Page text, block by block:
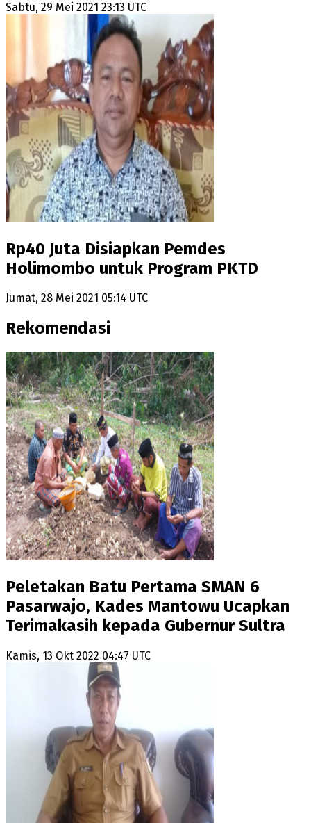
Sabtu, 29 Mei 2021 23:13 UTC
Rp40 Juta Disiapkan Pemdes
Holimombo untuk Program PKTD
Jumat, 28 Mei 2021 05:14 UTC
Rekomendasi
Peletakan Batu Pertama SMAN 6
Pasarwajo, Kades Mantowu Ucapkan
Terimakasih kepada Gubernur Sultra
Kamis, 13 Okt 2022 04:47 UTC